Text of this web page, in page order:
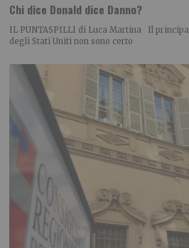
Chi dice Donald dice Danno?
IL PUNTASPILLI di Luca Martina Il
degli Stati Uniti non sono certo